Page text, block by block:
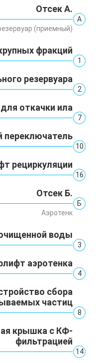
Отсек А.
А
(приемный)
фракций
1
резервуара
2
откачки ила
7
переключатель
10
рециркуляции
16
Отсек Б.
Б
Аэротенк
воды
3
аэротенка
4
сбора
частиц
8
крышка с КФ-
фильтрацией
14